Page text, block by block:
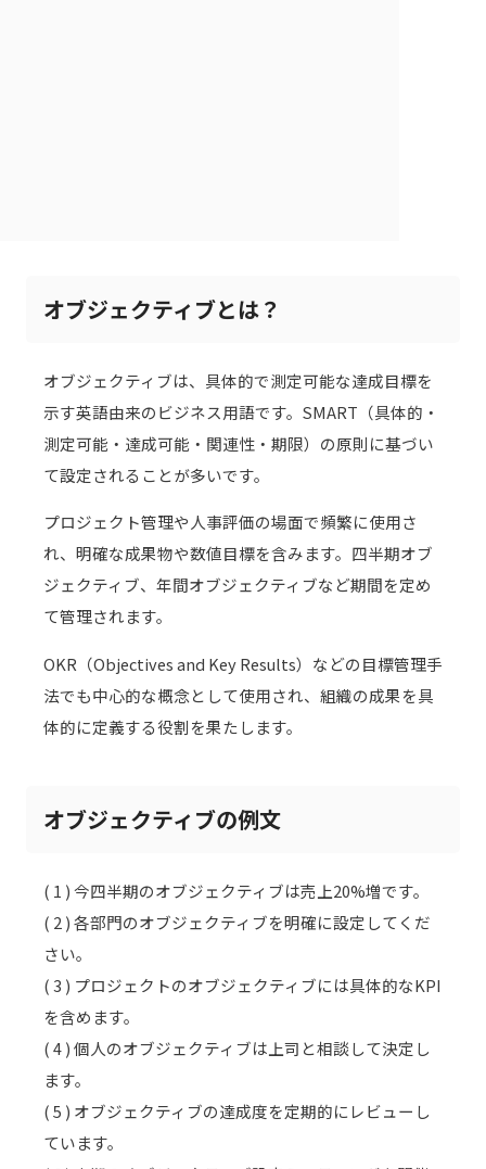
オブジェクティブとは？
オブジェクティブは、具体的で測定可能な達成目標を
示す英語由来のビジネス用語です。SMART（具体的・
測定可能・達成可能・関連性・期限）の原則に基づい
て設定されることが多いです。
プロジェクト管理や人事評価の場面で頻繁に使用さ
れ、明確な成果物や数値目標を含みます。四半期オブ
ジェクティブ、年間オブジェクティブなど期間を定め
て管理されます。
OKR（Objectives and Key Results）などの目標管理手
法でも中心的な概念として使用され、組織の成果を具
体的に定義する役割を果たします。
オブジェクティブの例文
( 1 ) 今四半期のオブジェクティブは売上20%増です。
( 2 ) 各部門のオブジェクティブを明確に設定してくだ
さい。
( 3 ) プロジェクトのオブジェクティブには具体的なKPI
を含めます。
( 4 ) 個人のオブジェクティブは上司と相談して決定し
ます。
( 5 ) オブジェクティブの達成度を定期的にレビューし
ています。